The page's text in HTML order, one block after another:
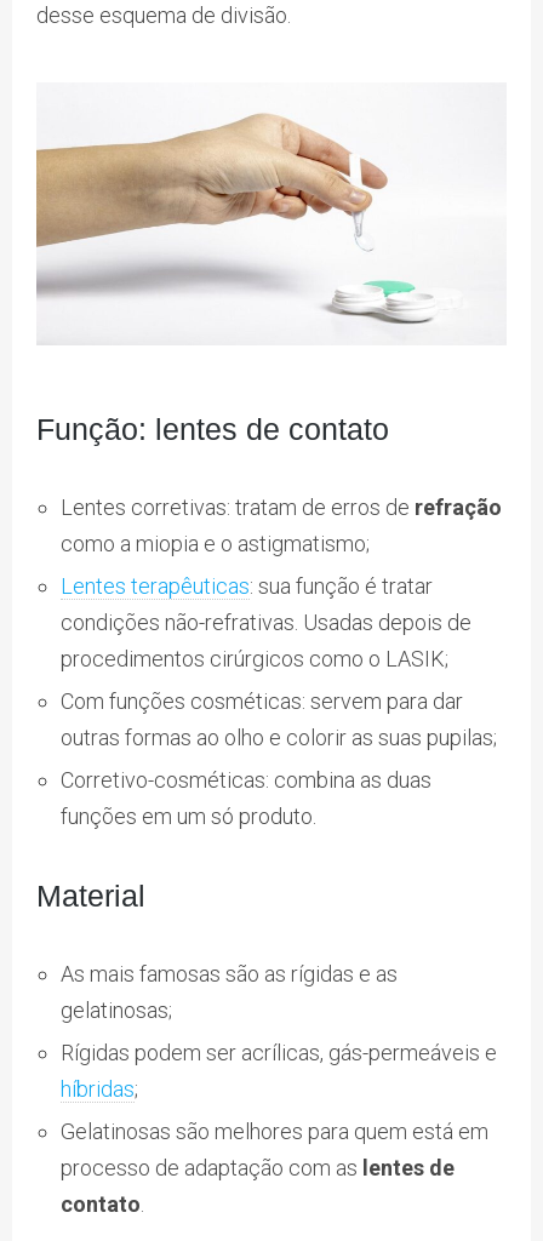
desse esquema de divisão.
Função: lentes de contato
Lentes corretivas: tratam de erros de refração
como a miopia e o astigmatismo;
Lentes terapêuticas: sua função é tratar
condições não-refrativas. Usadas depois de
procedimentos cirúrgicos como o LASIK;
Com funções cosméticas: servem para dar
outras formas ao olho e colorir as suas pupilas;
Corretivo-cosméticas: combina as duas
funções em um só produto.
Material
As mais famosas são as rígidas e as
gelatinosas;
Rígidas podem ser acrílicas, gás-permeáveis e
híbridas;
Gelatinosas são melhores para quem está em
processo de adaptação com as lentes de
contato